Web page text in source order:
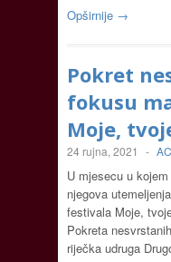
Opširnije →
Pokret
fokusu
Moje,
24 rujna, 2021 -
U mjesecu u
njegova
festivala Moje,
Pokreta
riječka udruga